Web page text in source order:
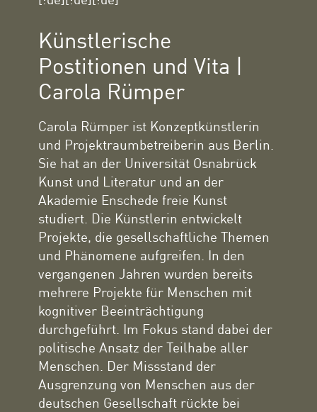
Künstlerische
Postitionen und Vita |
Carola Rümper
Carola Rümper ist Konzeptkünstlerin
und Projektraumbetreiberin aus Berlin.
Sie hat an der Universität Osnabrück
Kunst und Literatur und an der
Akademie Enschede freie Kunst
studiert. Die Künstlerin entwickelt
Projekte, die gesellschaftliche Themen
und Phänomene aufgreifen. In den
vergangenen Jahren wurden bereits
mehrere Projekte für Menschen mit
kognitiver Beeinträchtigung
durchgeführt. Im Fokus stand dabei der
politische Ansatz der Teilhabe aller
Menschen. Der Missstand der
Ausgrenzung von Menschen aus der
deutschen Gesellschaft rückte bei